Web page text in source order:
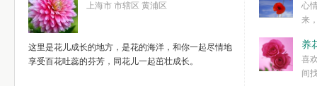
上海市 市辖区 黄浦区
这里是花儿成长的地方，是花的海洋，和你一起尽情地
享受百花吐蕊的芬芳，同花儿一起茁壮成长。
心
来
简单愉快的心
我们自己复杂
养
喜
间